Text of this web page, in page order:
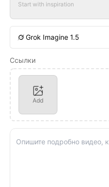
Start with inspiration
Grok Imagine 1.5
Ссылки
Add